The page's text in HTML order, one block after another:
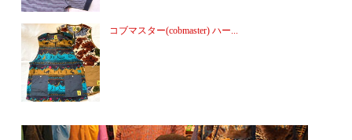
コブマスター(cobmaster) ハー...